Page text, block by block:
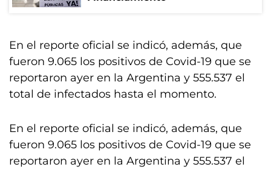
En el reporte oficial se indicó, además, que
fueron 9.065 los positivos de Covid-19 que se
reportaron ayer en la Argentina y 555.537 el
total de infectados hasta el momento.
En el reporte oficial se indicó, además, que
fueron 9.065 los positivos de Covid-19 que se
reportaron ayer en la Argentina y 555.537 el